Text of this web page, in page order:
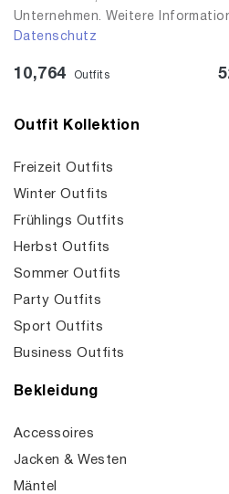
Unternehmen. Weitere
Datenschutz
10,764 Outfits
Outfit Kollektion
Freizeit Outfits
Winter Outfits
Frühlings Outfits
Herbst Outfits
Sommer Outfits
Party Outfits
Sport Outfits
Business Outfits
Bekleidung
Accessoires
Jacken & Westen
Mäntel